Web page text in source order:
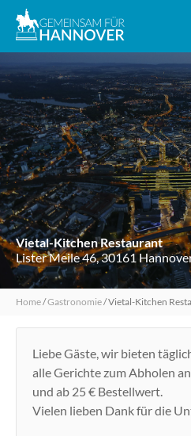
Vietal-Kitchen Restaurant
Lister Meile 46, 30161
Home/Gastronomie/Vietal-Kitchen
Liebe Gäste, wir bieten
alle Gerichte zum Abholen
und ab 25 € Bestellwert.
Vielen lieben Dank für die